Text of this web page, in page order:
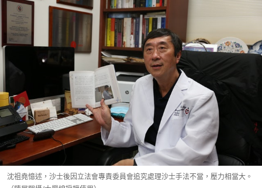
沈祖堯憶述，沙士後因立法會專責委員會追究處理沙士手法不當，壓力相當大。